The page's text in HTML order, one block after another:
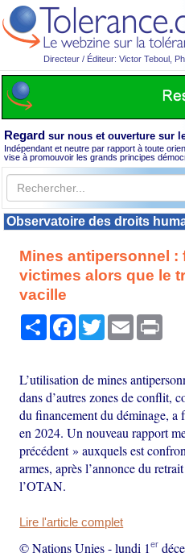
Directeur / Éditeur: Victor Teboul,
Regard sur nous et ouverture sur
Indépendant et neutre par rapport à toute
vise à promouvoir les grands principes
Observatoire des droits
Mines antipersonnel :
victimes alors que le
vacille
PartagerFacebook
TwitterEmail
L’utilisation de mines
dans d’autres zones de conflit,
du financement du déminage,
en 2024. Un nouveau rapport
précédent » auxquels est
armes, après l’annonce du
l’OTAN.
Lire l'article complet
© Nations Unies-lundi 1er